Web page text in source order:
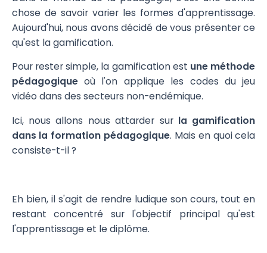
chose de savoir varier les formes d'apprentissage.
Aujourd'hui, nous avons décidé de vous présenter ce
qu'est la gamification.
Pour rester simple, la gamification est une méthode
pédagogiqueoù l'on applique les codes du jeu
vidéo dans des secteurs non-endémique.
Ici, nous allons nous attarder sur la gamification
dans la formation pédagogique. Mais en quoi cela
consiste-t-il ?
Eh bien, il s'agit de rendre ludique son cours, tout en
restant concentré sur l'objectif principal qu'est
l'apprentissage et le diplôme.